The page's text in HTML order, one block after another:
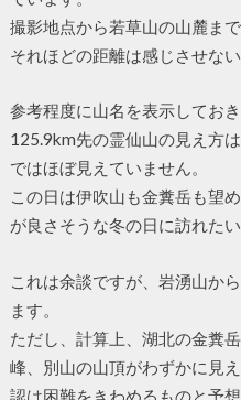
撮影地点から若草山の山麓ま
それほどの距離は感じさせない
参考程度に山名を表示してお
125.9km先の霊仙山の見え方
ではほぼ見えていません。
この日は伊吹山も金糞岳も望
が良さそうな冬の日に訪れたい
これは余談ですが、岩湧山か
ます。
ただし、計算上、湖北の金糞
峰、別山の山頂がわずかに見
認は困難をきわめるものと予想